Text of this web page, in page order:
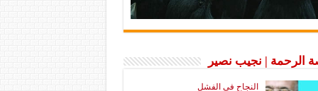
الرحمة | نجيب نصير
النجاح في الفشل